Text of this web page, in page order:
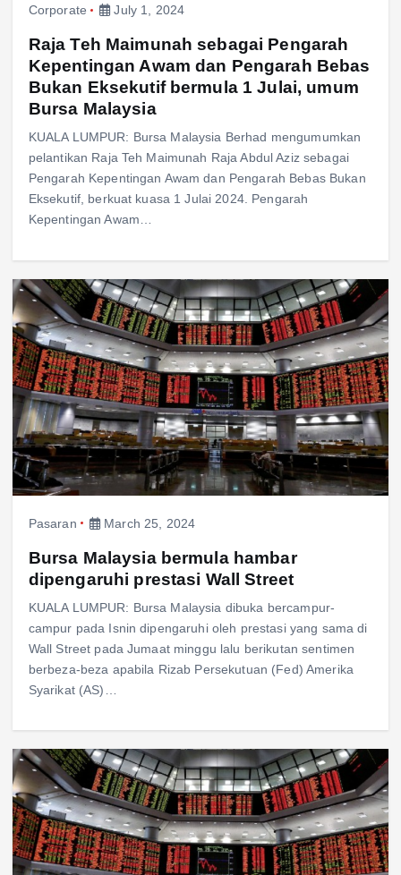
Corporate July 1, 2024
Raja Teh Maimunah sebagai Pengarah
Kepentingan Awam dan Pengarah Bebas
Bukan Eksekutif bermula 1 Julai, umum
Bursa Malaysia
KUALA LUMPUR: Bursa Malaysia Berhad mengumumkan
pelantikan Raja Teh Maimunah Raja Abdul Aziz sebagai
Pengarah Kepentingan Awam dan Pengarah Bebas Bukan
Eksekutif, berkuat kuasa 1 Julai 2024. Pengarah
Kepentingan Awam…
Pasaran March 25, 2024
Bursa Malaysia bermula hambar
dipengaruhi prestasi Wall Street
KUALA LUMPUR: Bursa Malaysia dibuka bercampur-
campur pada Isnin dipengaruhi oleh prestasi yang sama di
Wall Street pada Jumaat minggu lalu berikutan sentimen
berbeza-beza apabila Rizab Persekutuan (Fed) Amerika
Syarikat (AS)…